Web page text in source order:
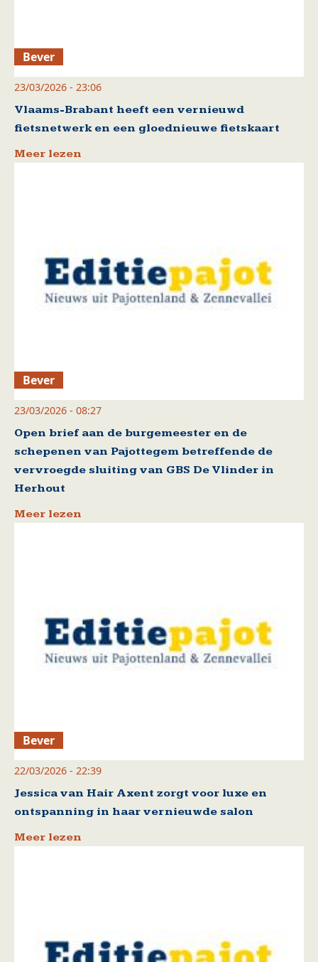
Bever
23/03/2026 - 23:06
Vlaams-Brabant heeft een vernieuwd
fietsnetwerk en een gloednieuwe fietskaart
Meer lezen
Bever
23/03/2026 - 08:27
Open brief aan de burgemeester en de
schepenen van Pajottegem betreffende de
vervroegde sluiting van GBS De Vlinder in
Herhout
Meer lezen
Bever
22/03/2026 - 22:39
Jessica van Hair Axent zorgt voor luxe en
ontspanning in haar vernieuwde salon
Meer lezen